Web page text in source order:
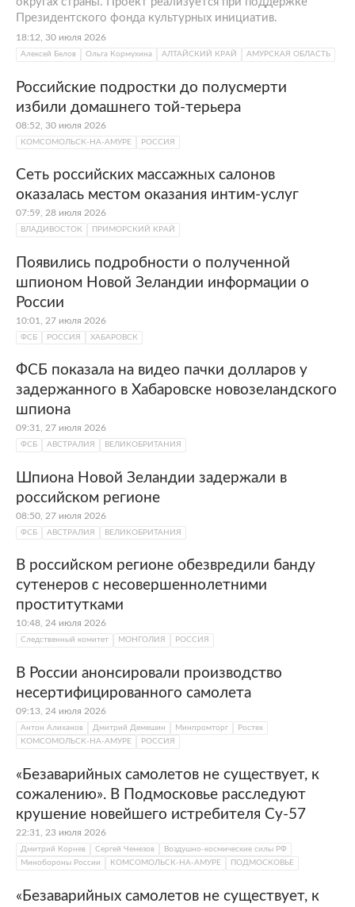
Президентского фонда культурных инициатив.
18:12, 30 июля 2026
Алексей Белов Ольга Кормухина АЛТАЙСКИЙ КРАЙ АМУРСКАЯ ОБЛАСТЬ
Российские подростки до полусмерти
избили домашнего той-терьера
08:52, 30 июля 2026
КОМСОМОЛЬСК-НА-АМУРЕ РОССИЯ
Сеть российских массажных салонов
оказалась местом оказания интим-услуг
07:59, 28 июля 2026
ВЛАДИВОСТОК ПРИМОРСКИЙ КРАЙ
Появились подробности о полученной
шпионом Новой Зеландии информации о
России
10:01, 27 июля 2026
ФСБ РОССИЯ ХАБАРОВСК
ФСБ показала на видео пачки долларов у
задержанного в Хабаровске новозеландского
шпиона
09:31, 27 июля 2026
ФСБ АВСТРАЛИЯ ВЕЛИКОБРИТАНИЯ
Шпиона Новой Зеландии задержали в
российском регионе
08:50, 27 июля 2026
ФСБ АВСТРАЛИЯ ВЕЛИКОБРИТАНИЯ
В российском регионе обезвредили банду
сутенеров с несовершеннолетними
проститутками
10:48, 24 июля 2026
Следственный комитет МОНГОЛИЯ РОССИЯ
В России анонсировали производство
несертифицированного самолета
09:13, 24 июля 2026
Антон Алиханов Дмитрий Демешин Минпромторг
Ростех
КОМСОМОЛЬСК-НА-АМУРЕ
РОССИЯ
«Безаварийных самолетов не существует, к
сожалению». В Подмосковье расследуют
крушение новейшего истребителя Су-57
22:31, 23 июля 2026
Дмитрий Корнев Сергей Чемезов
Воздушно-космические силы РФ
Минобороны России
КОМСОМОЛЬСК-НА-АМУРЕ ПОДМОСКОВЬЕ
«Безаварийных самолетов не существует, к